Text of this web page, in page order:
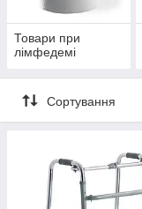
Товари при
лімфедемі
Сортування